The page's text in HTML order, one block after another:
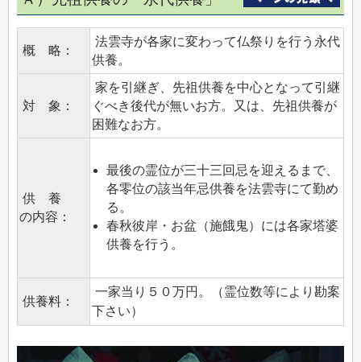
概 略：
法雲寺が各家に変わって仏祭りを行う永代
供養。
対 象：
家を引継ぎ、先祖供養を中心となって引継
ぐべき後代が無いお方。又は、先祖供養が
困難なお方。
供 養
の内容：
最後の霊位が三十三回忌を迎えるまで、
各零位の該当年忌供養を法雲寺にて勤め
る。
春秋彼岸・お盆（施餓鬼）には各家塔婆
供養を行う。
供養料：
一家当り５０万円。（霊位数等により勘案
下さい）